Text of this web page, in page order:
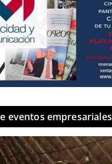
eventos empresariales